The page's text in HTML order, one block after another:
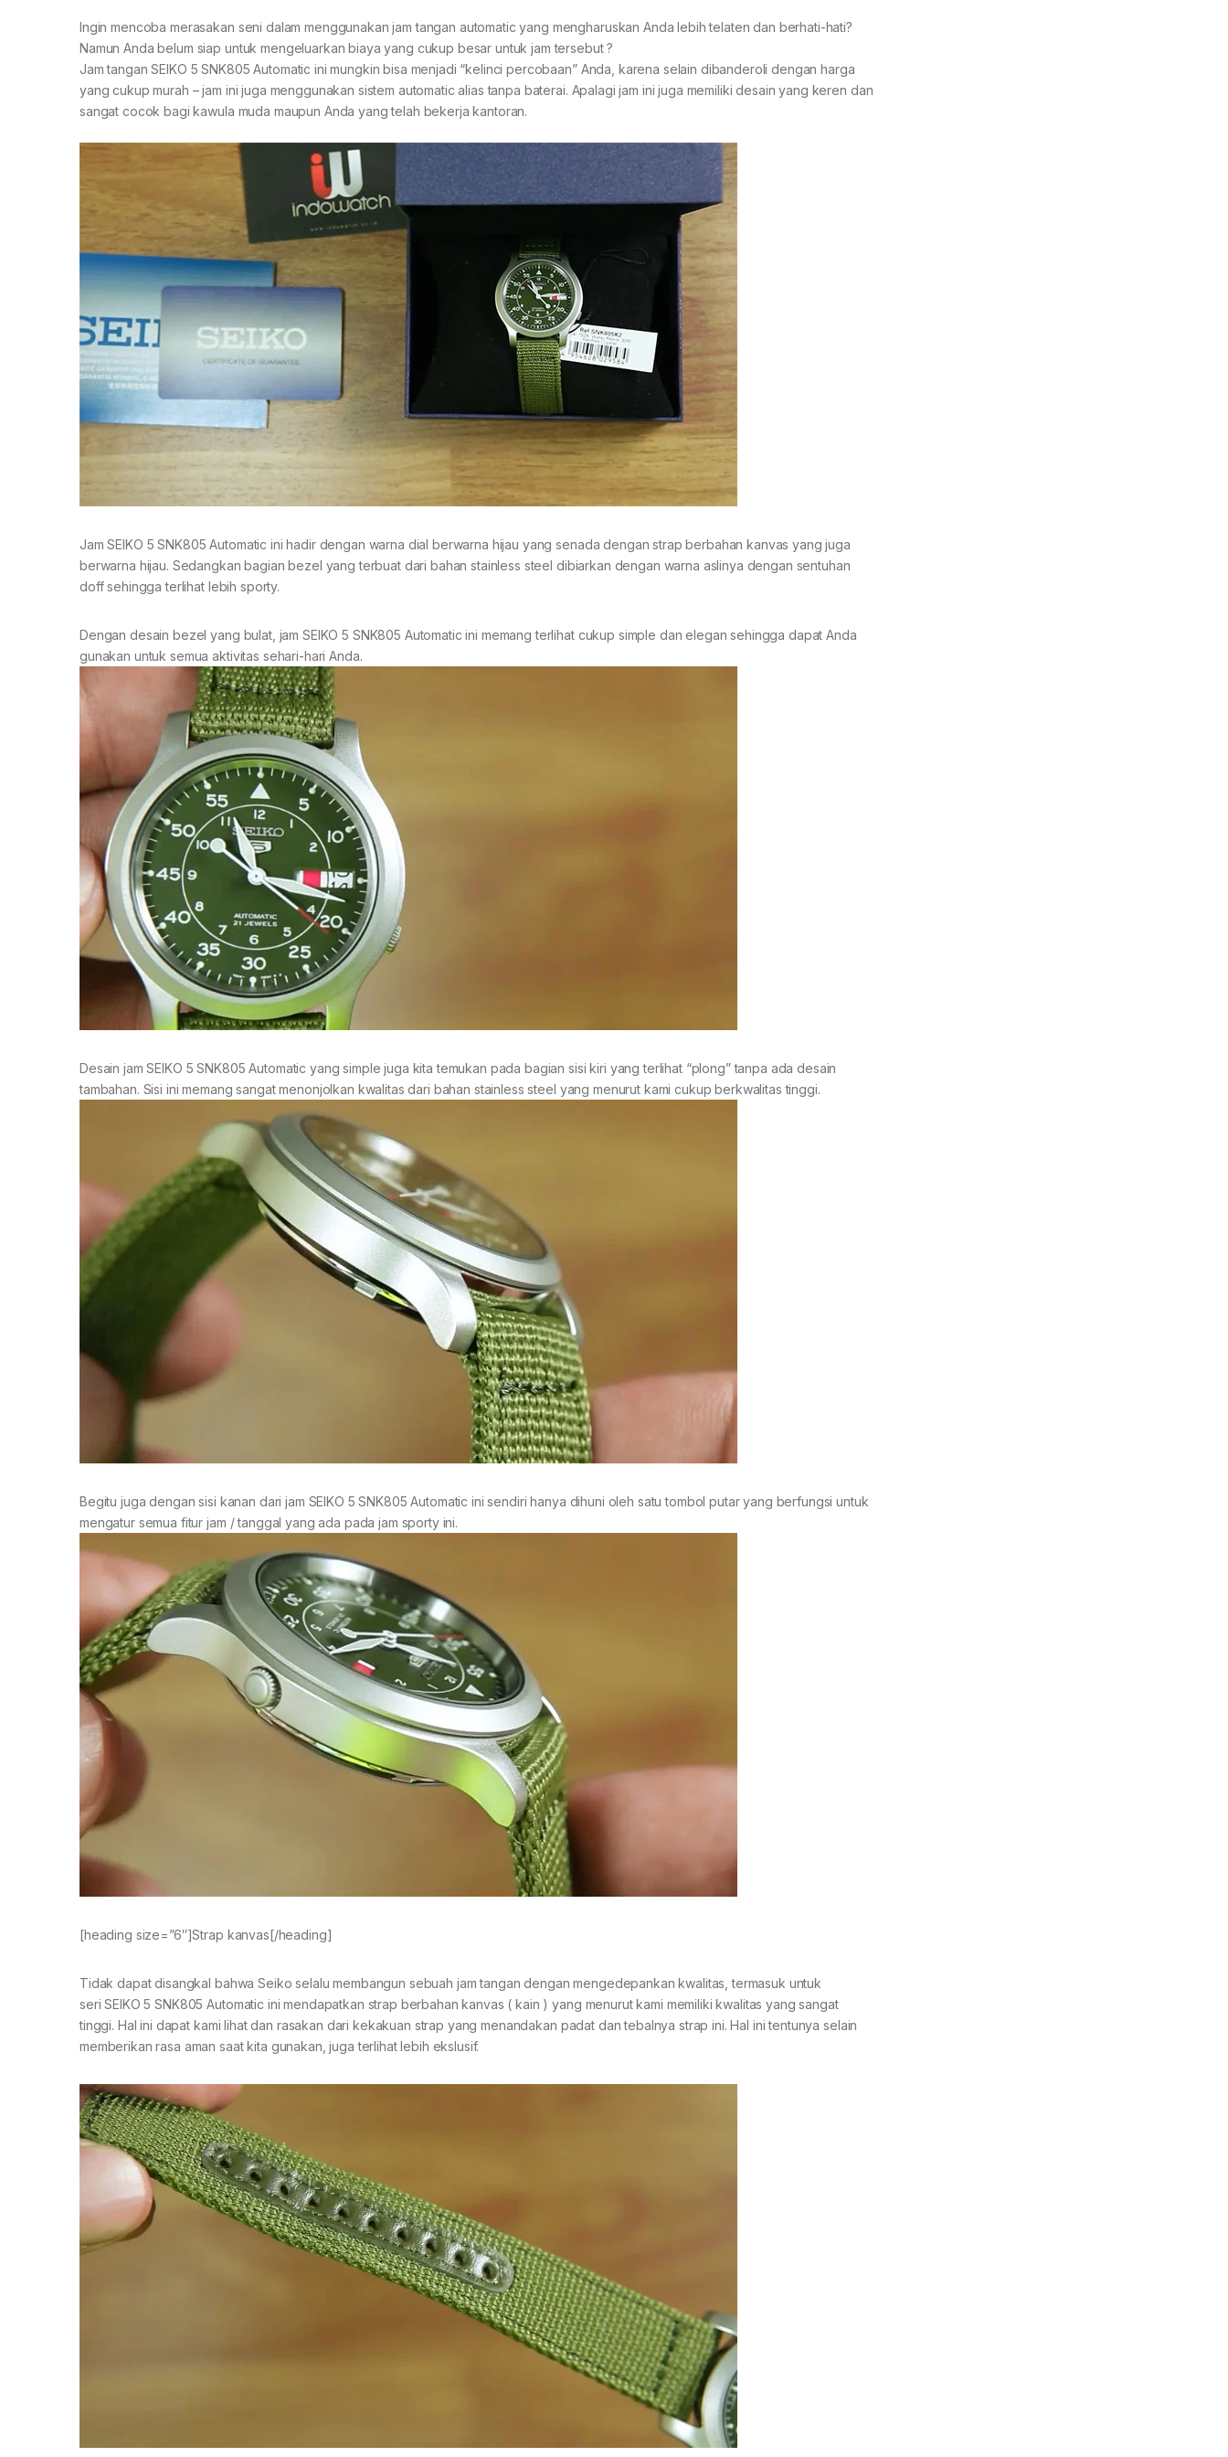
Ingin mencoba merasakan seni dalam menggunakan jam tangan automatic yang mengharuskan Anda lebih telaten dan berhati-hati?
Namun Anda belum siap untuk mengeluarkan biaya yang cukup besar untuk jam tersebut ?
Jam tangan SEIKO 5 SNK805 Automatic ini mungkin bisa menjadi “kelinci percobaan” Anda, karena selain dibanderoli dengan harga
yang cukup murah – jam ini juga menggunakan sistem automatic alias tanpa baterai. Apalagi jam ini juga memiliki desain yang keren dan
sangat cocok bagi kawula muda maupun Anda yang telah bekerja kantoran.
Jam SEIKO 5 SNK805 Automatic ini hadir dengan warna dial berwarna hijau yang senada dengan strap berbahan kanvas yang juga
berwarna hijau. Sedangkan bagian bezel yang terbuat dari bahan stainless steel dibiarkan dengan warna aslinya dengan sentuhan
doff sehingga terlihat lebih sporty.
Dengan desain bezel yang bulat, jam SEIKO 5 SNK805 Automatic ini memang terlihat cukup simple dan elegan sehingga dapat Anda
gunakan untuk semua aktivitas sehari-hari Anda.
Desain jam SEIKO 5 SNK805 Automatic yang simple juga kita temukan pada bagian sisi kiri yang terlihat “plong” tanpa ada desain
tambahan. Sisi ini memang sangat menonjolkan kwalitas dari bahan stainless steel yang menurut kami cukup berkwalitas tinggi.
Begitu juga dengan sisi kanan dari jam SEIKO 5 SNK805 Automatic ini sendiri hanya dihuni oleh satu tombol putar yang berfungsi untuk
mengatur semua fitur jam / tanggal yang ada pada jam sporty ini.
[heading size=”6″]Strap kanvas[/heading]
Tidak dapat disangkal bahwa Seiko selalu membangun sebuah jam tangan dengan mengedepankan kwalitas, termasuk untuk
seri SEIKO 5 SNK805 Automatic ini mendapatkan strap berbahan kanvas ( kain ) yang menurut kami memiliki kwalitas yang sangat
tinggi. Hal ini dapat kami lihat dan rasakan dari kekakuan strap yang menandakan padat dan tebalnya strap ini. Hal ini tentunya selain
memberikan rasa aman saat kita gunakan, juga terlihat lebih ekslusif.